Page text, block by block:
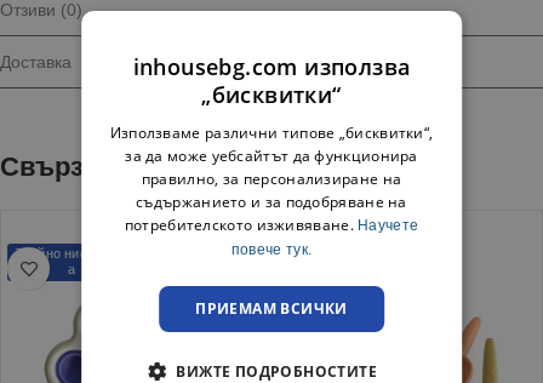
Отзиви (0)
Доставка
Свързани продукти
Трайно ниска цен
а
Трайно ниска цен
inhousebg.com използва
„бисквитки“
Използваме различни типове „бисквитки“,
за да може уебсайтът да функционира
правилно, за персонализиране на
съдържанието и за подобряване на
потребителското изживяване. Научете
повече тук.
ПРИЕМАМ ВСИЧКИ
ВИЖТЕ ПОДРОБНОСТИТЕ